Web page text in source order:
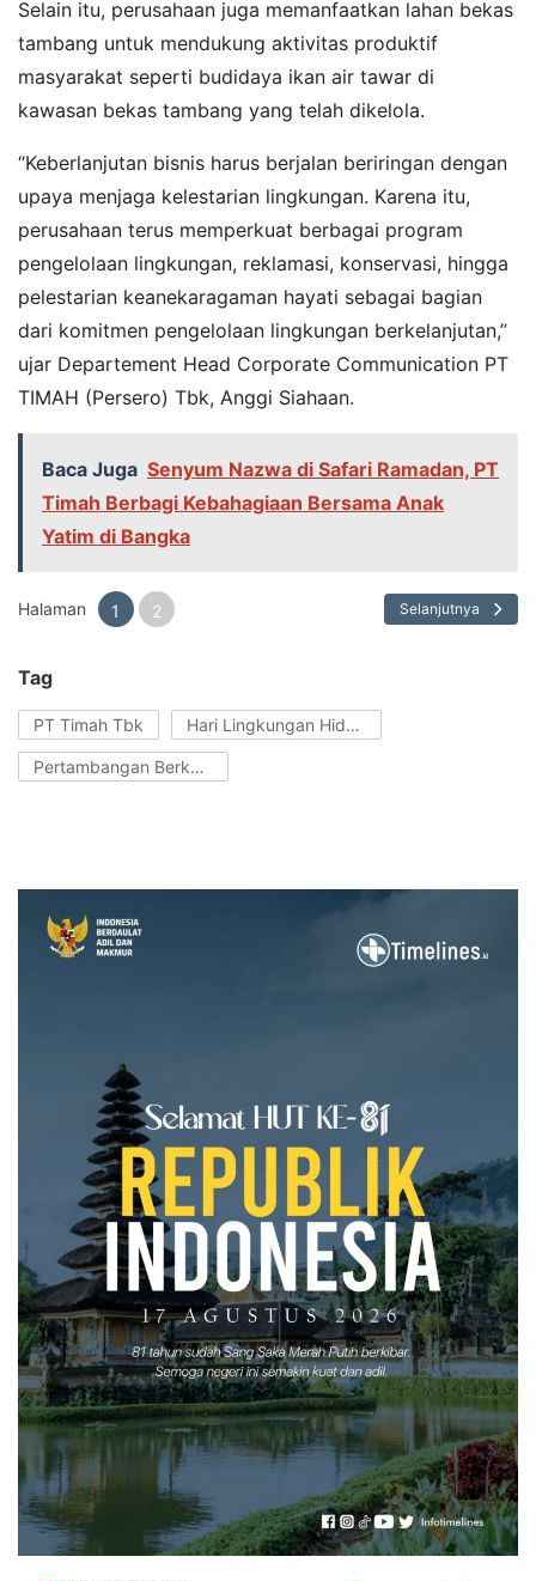
Selain itu, perusahaan juga memanfaatkan lahan bekas
tambang untuk mendukung aktivitas produktif
masyarakat seperti budidaya ikan air tawar di
kawasan bekas tambang yang telah dikelola.
“Keberlanjutan bisnis harus berjalan beriringan dengan
upaya menjaga kelestarian lingkungan. Karena itu,
perusahaan terus memperkuat berbagai program
pengelolaan lingkungan, reklamasi, konservasi, hingga
pelestarian keanekaragaman hayati sebagai bagian
dari komitmen pengelolaan lingkungan berkelanjutan,”
ujar Departement Head Corporate Communication PT
TIMAH (Persero) Tbk, Anggi Siahaan.
Baca Juga Senyum Nazwa di Safari Ramadan, PT
Timah Berbagi Kebahagiaan Bersama Anak
Yatim di Bangka
Halaman 1 2 Selanjutnya
Tag
PT Timah Tbk Hari Lingkungan Hidup seDunia
Pertambangan Berkelanjutan